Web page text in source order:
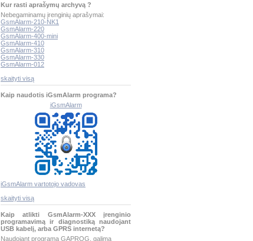
Kur rasti aprašymų archyvą ?
Nebegaminamų įrenginių aprašymai:
GsmAlarm-210-NK1
GsmAlarm-220
GsmAlarm-400-mini
GsmAlarm-410
GsmAlarm-310
GsmAlarm-330
GsmAlarm-012
skaityti visą
Kaip naudotis iGsmAlarm programa?
iGsmAlarm
iGsmAlarm vartotojo vadovas
skaityti visą
Kaip atlikti GsmAlarm-XXX įrenginio
programavimą ir diagnostiką naudojant
USB kabelį, arba GPRS internetą?
Naudojant programą GAPROG, galima